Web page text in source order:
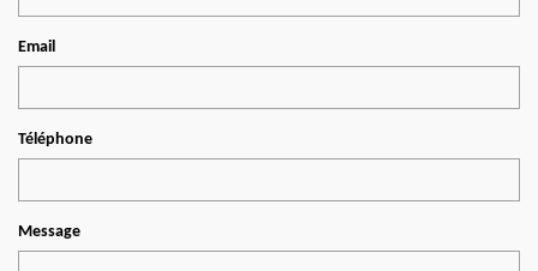
Email
Téléphone
Message